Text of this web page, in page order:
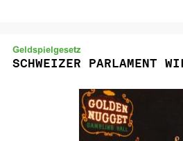
Geldspielgesetz
SCHWEIZER PARLAMENT